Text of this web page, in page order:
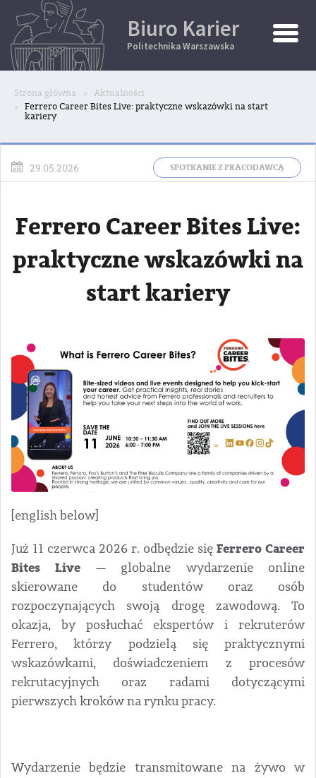
Toggle
Biuro Karier
Politechnika Warszawska
Strona główna
Aktualności
Ferrero Career Bites Live: praktyczne wskazówki na start
kariery
29.05.2026 SPOTKANIE Z PRACODAWCĄ
Ferrero Career Bites Live:
praktyczne wskazówki na
start kariery
[english below]
Już 11 czerwca 2026 r. odbędzie się Ferrero Career
Bites Live — globalne wydarzenie online
skierowane do studentów oraz osób
rozpoczynających swoją drogę zawodową. To
okazja, by posłuchać ekspertów i rekruterów
Ferrero, którzy podzielą się praktycznymi
wskazówkami, doświadczeniem z procesów
rekrutacyjnych oraz radami dotyczącymi
pierwszych kroków na rynku pracy.
Wydarzenie będzie transmitowane na żywo w